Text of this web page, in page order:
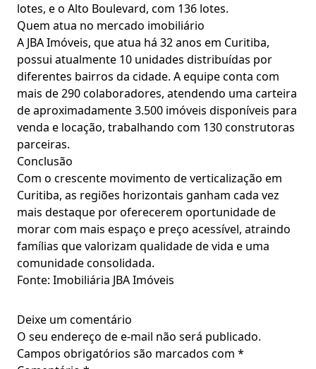
lotes, e o Alto Boulevard, com 136 lotes.
Quem atua no mercado imobiliário
A JBA Imóveis, que atua há 32 anos em Curitiba,
possui atualmente 10 unidades distribuídas por
diferentes bairros da cidade. A equipe conta com
mais de 290 colaboradores, atendendo uma carteira
de aproximadamente 3.500 imóveis disponíveis para
venda e locação, trabalhando com 130 construtoras
parceiras.
Conclusão
Com o crescente movimento de verticalização em
Curitiba, as regiões horizontais ganham cada vez
mais destaque por oferecerem oportunidade de
morar com mais espaço e preço acessível, atraindo
famílias que valorizam qualidade de vida e uma
comunidade consolidada.
Fonte: Imobiliária JBA Imóveis
Deixe um comentário
O seu endereço de e-mail não será publicado.
Campos obrigatórios são marcados com *